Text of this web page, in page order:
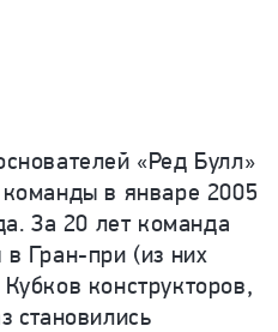
«Ред Булл»
в январе 2005
За 20 лет команда
Гран-при (из них
конструкторов,
становились